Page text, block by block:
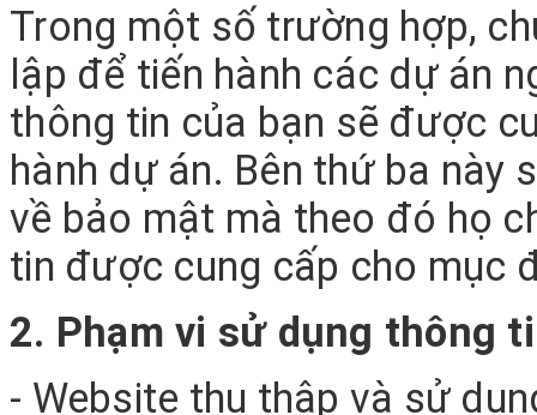
Trong một số trường hợp,
lập để tiến hành các dự án
thông tin của bạn sẽ được
hành dự án. Bên thứ ba này
về bảo mật mà theo đó họ
tin được cung cấp cho mục
2. Phạm vi sử dụng thông
- Website thu thập và sử